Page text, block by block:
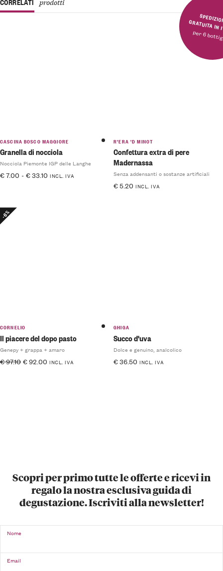
SPEDIZIONE
per 6
CASCINA BOSCO MAGGIORE
Granella di nocciola
Nocciola Piemonte IGP delle Langhe
€7.00 - €33.10 INCL. IVA
R'ERA 'D MINOT
Confettura extra di pere
Madernassa
Senza addensanti o sostanze artificiali
€5.20 INCL. IVA
CORNELIO
Il piacere del dopo pasto
Genepy + grappa + amaro
€97.10 €92.00 INCL. IVA
GHIGA
Succo d'uva
Dolce e genuino, analcolico
€36.50 INCL. IVA
Scopri per primo tutte le offerte e ricevi in
regalo la nostra esclusiva guida di
degustazione. Iscriviti alla newsletter!
Nome
Email